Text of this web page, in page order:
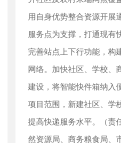
用自身优势整合资源开展
服务点为支撑，打通现有
完善站点上下行功能，构
网络。加快社区、学校、
建设，将智能快件箱纳入
项目范围，新建社区、学
提高快递服务水平。（责
然资源局、商务粮食局、